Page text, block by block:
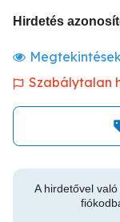
Hirdetés
Szabálytalan
A hirdetővel